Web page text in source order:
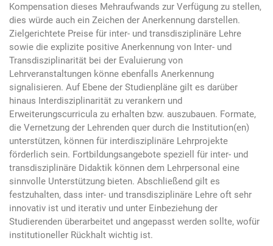
Kompensation dieses Mehraufwands zur Verfügung zu stellen,
dies würde auch ein Zeichen der Anerkennung darstellen.
Zielgerichtete Preise für inter- und transdisziplinäre Lehre
sowie die explizite positive Anerkennung von Inter- und
Transdisziplinarität bei der Evaluierung von
Lehrveranstaltungen könne ebenfalls Anerkennung
signalisieren. Auf Ebene der Studienpläne gilt es darüber
hinaus Interdisziplinarität zu verankern und
Erweiterungscurricula zu erhalten bzw. auszubauen. Formate,
die Vernetzung der Lehrenden quer durch die Institution(en)
unterstützen, können für interdisziplinäre Lehrprojekte
förderlich sein. Fortbildungsangebote speziell für inter- und
transdisziplinäre Didaktik können dem Lehrpersonal eine
sinnvolle Unterstützung bieten. Abschließend gilt es
festzuhalten, dass inter- und transdisziplinäre Lehre oft sehr
innovativ ist und iterativ und unter Einbeziehung der
Studierenden überarbeitet und angepasst werden sollte, wofür
institutioneller Rückhalt wichtig ist.